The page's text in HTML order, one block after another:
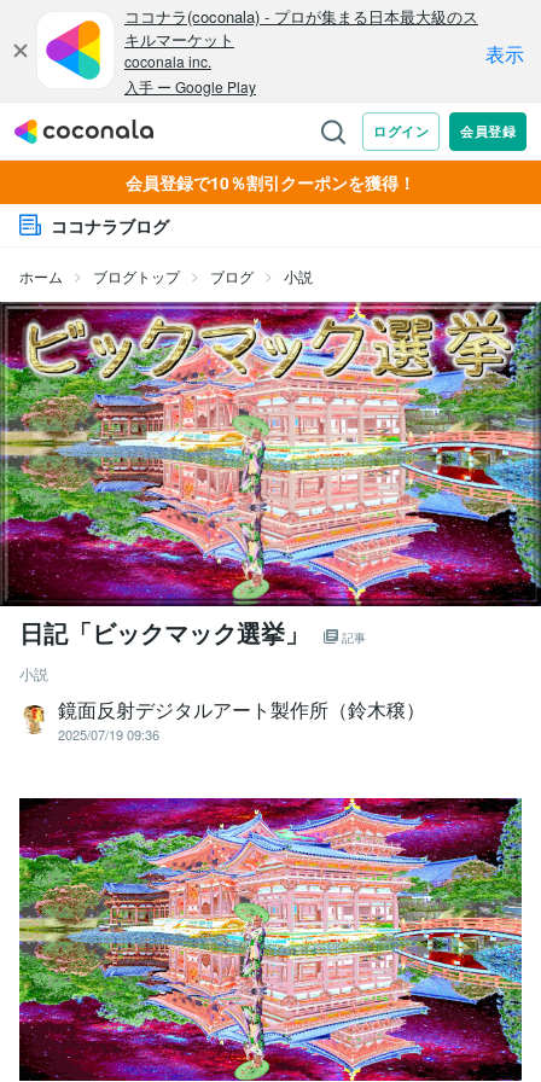
会員登録で10％割引クーポンを獲得！
ココナラブログ
ホーム ブログトップ ブログ 小説
日記「ビックマック選挙」 記事
小説
鏡面反射デジタルアート製作所（鈴木穣）
2025/07/19 09:36